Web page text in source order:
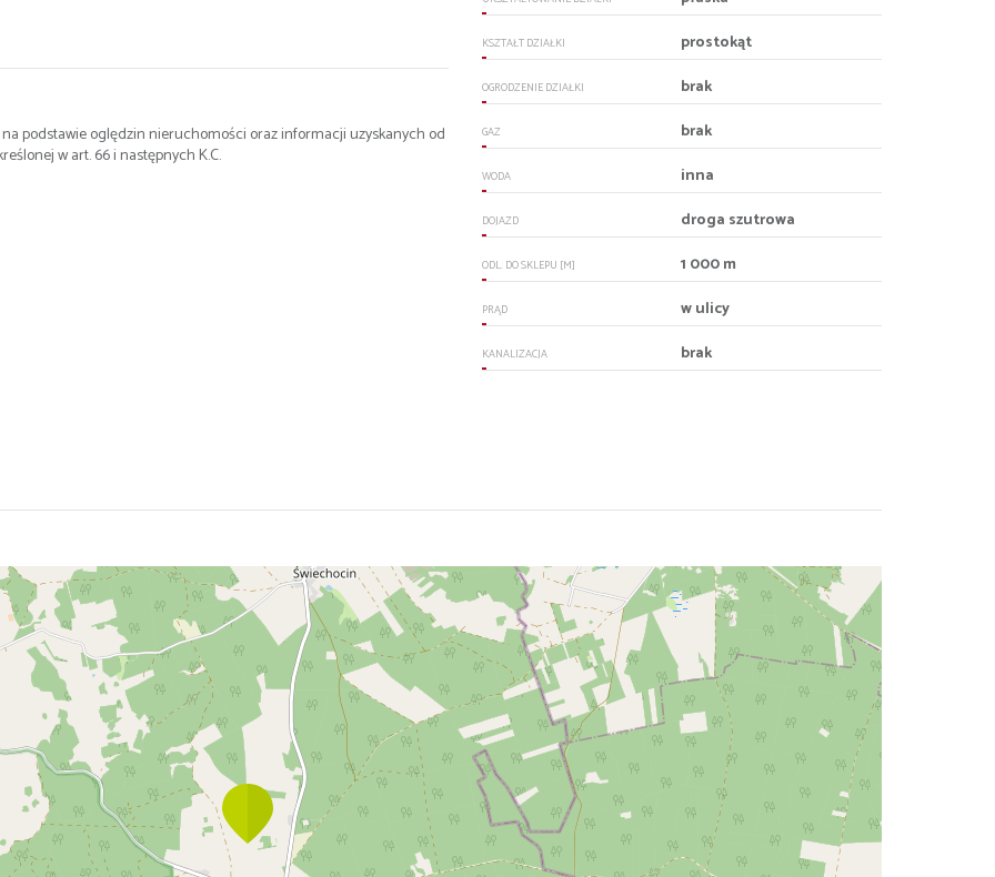
podstawie oględzin nieruchomości oraz informacji uzyskanych od
w art. 66 i następnych K.C.
KSZTAŁT DZIAŁKI prostokąt
OGRODZENIE DZIAŁKI brak
GAZ brak
WODA inna
DOJAZD droga szutrowa
ODL. DO SKLEPU [M] 1 000 m
PRĄD w ulicy
KANALIZACJA brak